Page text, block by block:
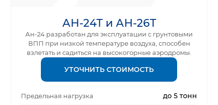
АН-24Т и АН-26Т
Ан-24 разработан для эксплуатации с грунтовыми
ВПП при низкой температуре воздуха, способен
взлетать и садиться на высокогорные аэродромы.
УТОЧНИТЬ СТОИМОСТЬ
Предельная нагрузка до 5 тонн